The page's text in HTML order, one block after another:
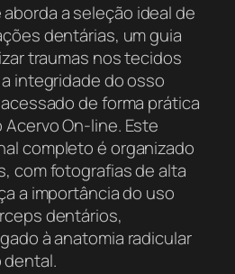
a seleção ideal de
dentárias, um guia
traumas nos tecidos
integridade do osso
de forma prática
On-line. Este
completo é organizado
com fotografias de alta
a importância do uso
dentários,
à anatomia radicular